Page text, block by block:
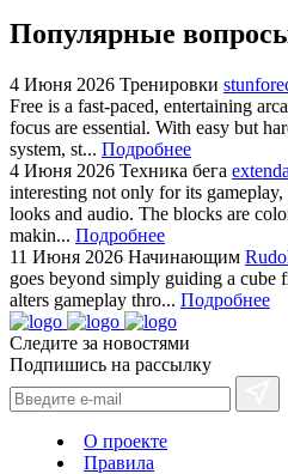
Популярные
4 Июня 2026 Тренировки
Free is a fast-paced, entertaining
focus are essential. With easy but
system, st... Подробнее
4 Июня 2026 Техника бега
interesting not only for its
looks and audio. The blocks are
makin... Подробнее
11 Июня 2026 Начинающим
goes beyond simply guiding a cube
alters gameplay thro... Подробнее
Следите за новостями
Подпишись на рассылку
О проекте
Правила